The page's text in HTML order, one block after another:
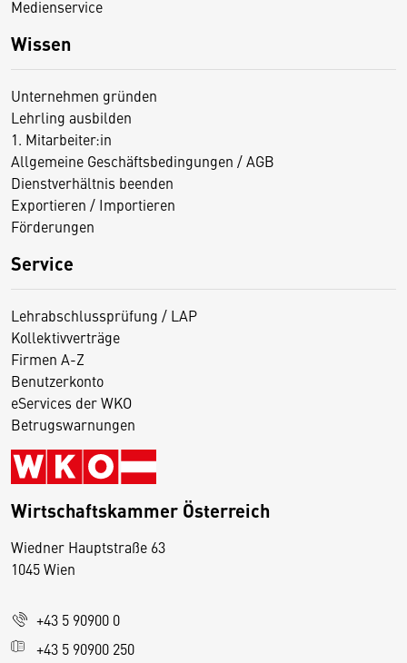
Medienservice
Wissen
Unternehmen gründen
Lehrling ausbilden
1. Mitarbeiter:in
Allgemeine Geschäftsbedingungen / AGB
Dienstverhältnis beenden
Exportieren / Importieren
Förderungen
Service
Lehrabschlussprüfung / LAP
Kollektivverträge
Firmen A-Z
Benutzerkonto
eServices der WKO
Betrugswarnungen
Wirtschaftskammer Österreich
Wiedner Hauptstraße 63
1045 Wien
+43 5 90900 0
+43 5 90900 250
D
s
e